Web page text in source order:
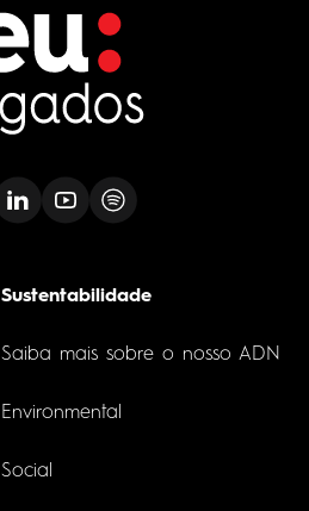
Sustentabilidade
Saiba mais sobre o nosso ADN
Environmental
Social